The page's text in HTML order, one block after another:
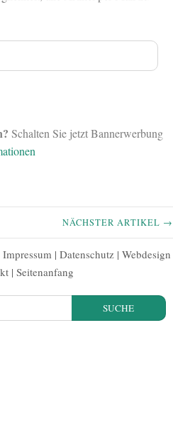
Schalten Sie jetzt Bannerwerbung
NÄCHSTER ARTIKEL →
Impressum | Datenschutz | Webdesign
| Seitenanfang
SUCHE